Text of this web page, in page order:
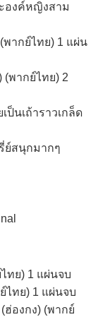
ะองค์หญิงสาม
พากย์ไทย) 1 แผ่น
(พากย์ไทย) 2
ป็นเถ้าราวเกล็ด
ย์สนุกมากๆ
ทย) 1 แผ่นจบ
ไทย) 1 แผ่นจบ
ฮ่องกง) (พากย์